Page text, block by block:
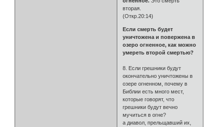
вторая.
(Откр.20:14)
Если смерть будет
уничтожена и повержена в
озеро огненное, как можно
умереть второй смертью?
8. Если грешники будут
окончательно уничтожены в
озере огненном, почему в
Библии есть много мест,
которые говорят, что
грешники будут вечно
мучиться в огне?
а диавол, прельщавший их,